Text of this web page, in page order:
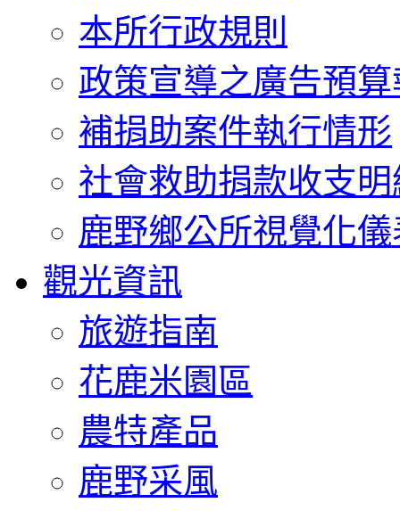
本所行政規則
政策宣導之廣告預
補捐助案件執行情形
社會救助捐款收支明
鹿野鄉公所視覺化
觀光資訊
旅遊指南
花鹿米園區
農特產品
鹿野采風